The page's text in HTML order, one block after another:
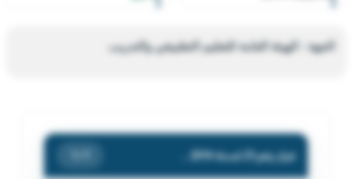
الجهة : الهيئة العامة للتعليم التطبيقي والتدريب